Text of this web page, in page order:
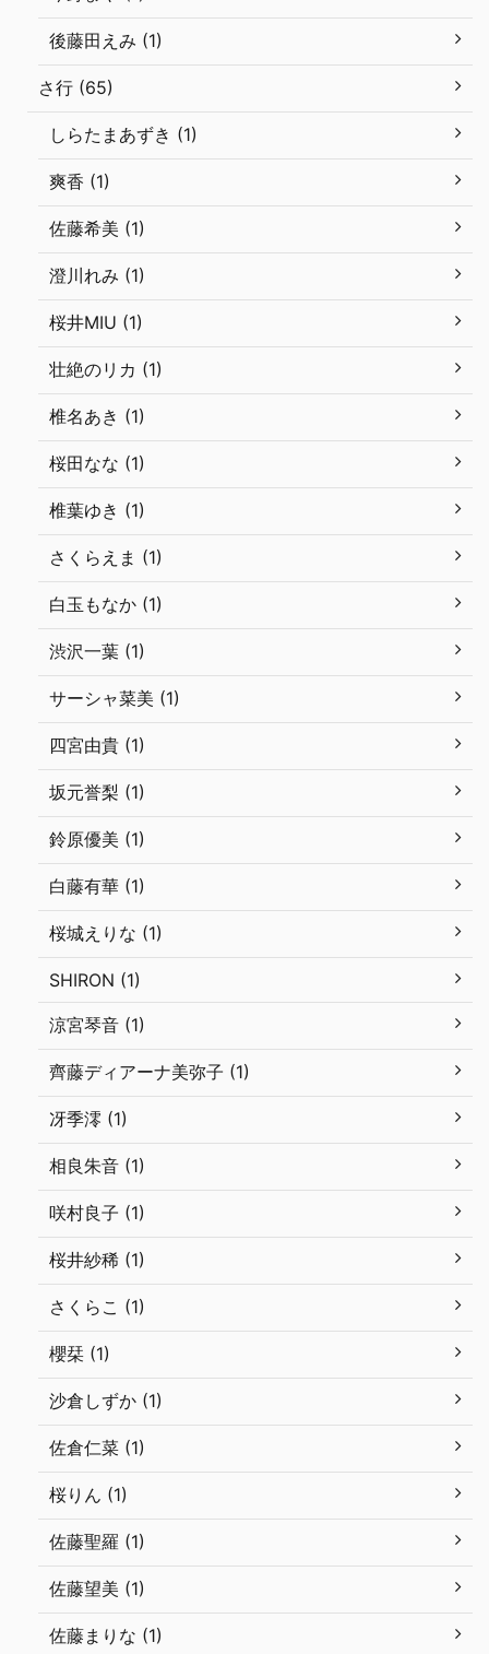
後藤田えみ (1)
さ行 (65)
しらたまあずき (1)
爽香 (1)
佐藤希美 (1)
澄川れみ (1)
桜井MIU (1)
壮絶のリカ (1)
椎名あき (1)
桜田なな (1)
椎葉ゆき (1)
さくらえま (1)
白玉もなか (1)
渋沢一葉 (1)
サーシャ菜美 (1)
四宮由貴 (1)
坂元誉梨 (1)
鈴原優美 (1)
白藤有華 (1)
桜城えりな (1)
SHIRON (1)
涼宮琴音 (1)
齊藤ディアーナ美弥子 (1)
冴季澪 (1)
相良朱音 (1)
咲村良子 (1)
桜井紗稀 (1)
さくらこ (1)
櫻栞 (1)
沙倉しずか (1)
佐倉仁菜 (1)
桜りん (1)
佐藤聖羅 (1)
佐藤望美 (1)
佐藤まりな (1)